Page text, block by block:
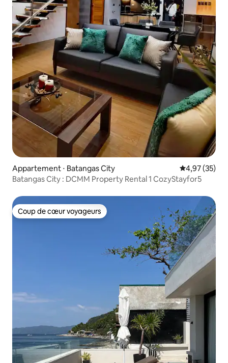
Appartement ⋅ Batangas City Évaluation
4,97 (35)
Batangas City : DCMM Property Rental 1 CozyStayfor5
Coup de cœur voyageurs
Coup de cœur voyageurs